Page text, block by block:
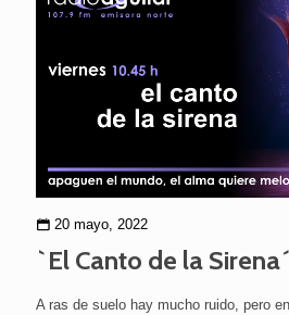
20 mayo, 2022
`El Canto de la
A ras de suelo hay mucho ruido, pero